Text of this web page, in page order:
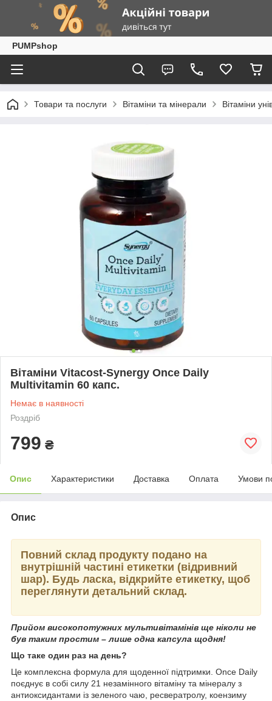
PUMPshop
Товари та послуги Вітаміни та мінерали Вітаміни
Вітаміни Vitacost-Synergy Once Daily
Multivitamin 60 капс.
Немає в наявності
Роздріб
799 ₴
Опис Характеристики Доставка Оплата Умови
Опис
Повний склад продукту подано на
внутрішній частині етикетки (відривний
шар). Будь ласка, відкрийте етикетку, щоб
переглянути детальний склад.
Прийом високопотужних мультивітамінів ще ніколи не
був таким простим – лише одна капсула щодня!
Що таке один раз на день?
Це комплексна формула для щоденної підтримки. Once Daily
поєднує в собі силу 21 незамінного вітаміну та мінералу з
антиоксидантами із зеленого чаю, ресвератролу, коензиму